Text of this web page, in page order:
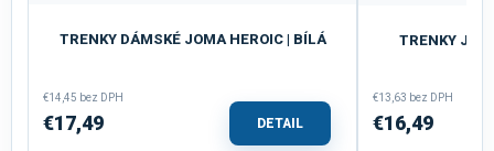
TRENKY DÁMSKÉ JOMA HEROIC | BÍLÁ
€14,45 bez DPH
€17,49 DETAIL
TRENKY
€13,63 bez DPH
€16,49